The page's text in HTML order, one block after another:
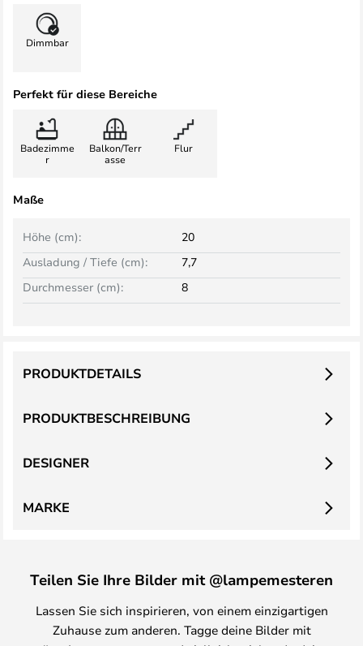
Dimmbar
Perfekt für diese Bereiche
Badezimme
r
Balkon/Terr
asse
Flur
Maße
Höhe (cm):
20
Ausladung / Tiefe (cm):
7,7
Durchmesser (cm):
8
PRODUKTBESCHREIBUNG
PRODUKTDETAILS
DESIGNER
MARKE
Teilen Sie Ihre Bilder mit @lampemesteren
Lassen Sie sich inspirieren, von einem einzigartigen
Zuhause zum anderen. Tagge deine Bilder mit